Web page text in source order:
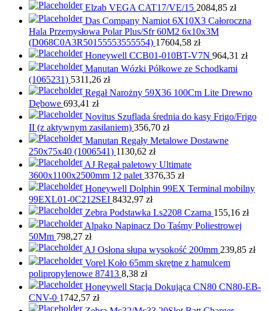
Elzab VEGA CAT17/VE/15 2084,85 zł
Das Company Namiot 6X10X3 Całoroczna
Hala Przemysłowa Polar Plus/Sfr 60M2 6x10x3M
(D068C0A3R50155553555554) 17604,58 zł
Honeywell CCB01-010BT-V7N 964,31 zł
Manutan Wózki Półkowe ze Schodkami
(1065231) 5311,26 zł
Regał Narożny 59X36 100Cm Lite Drewno
Dębowe 693,41 zł
Novitus Szuflada średnia do kasy Frigo/Frigo
II (z aktywnym zasilaniem) 356,70 zł
Manutan Regały Metalowe Dostawne
250x75x40 (1006541) 1130,62 zł
AJ Regał paletowy Ultimate
3600x1100x2500mm 12 palet 3376,35 zł
Honeywell Dolphin 99EX Terminal mobilny
99EXL01-0C212SEI 8432,97 zł
Zebra Podstawka Ls2208 Czarna 155,16 zł
Alpako Napinacz Do Taśmy Poliestrowej
50Mm 798,27 zł
AJ Osłona słupa wysokość 200mm 239,85 zł
Vorel Koło 65mm skrętne z hamulcem
polipropylenowe 87413 8,38 zł
Honeywell Stacja Dokująca CN80 CN80-EB-
CNV-0 1742,57 zł